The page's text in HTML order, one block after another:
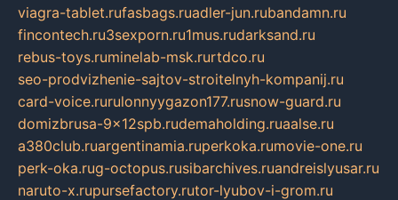
viagra-tablet.rufasbags.ruadler-jun.rubandamn.ru
fincontech.ru3sexporn.ru1mus.rudarksand.ru
rebus-toys.ruminelab-msk.rurtdco.ru
seo-prodvizhenie-sajtov-stroitelnyh-kompanij.ru
card-voice.rurulonnyygazon177.rusnow-guard.ru
domizbrusa-9x12spb.rudemaholding.ruaalse.ru
a380club.ruargentinamia.ruperkoka.rumovie-one.ru
perk-oka.rug-octopus.rusibarchives.ruandreislyusar.ru
naruto-x.rupursefactory.rutor-lyubov-i-grom.ru